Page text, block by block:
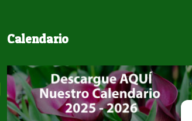
Calendario